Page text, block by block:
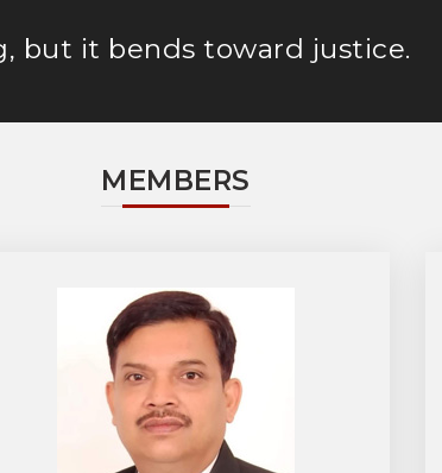
but it bends toward justice.
MEMBERS